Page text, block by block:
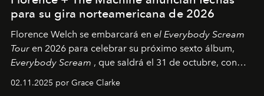
para su gira norteamericana de 2026
Florence Welch se embarcará en el Everybody Scream
Tour en 2026 para celebrar su próximo sexto álbum,
Everybody Scream , que saldrá el 31 de octubre, con
fechas en Norteamérica a partir de abril del próximo
02.11.2025 por Grace Clarke